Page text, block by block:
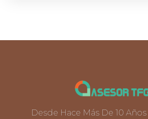
Desde Hace Más De 10